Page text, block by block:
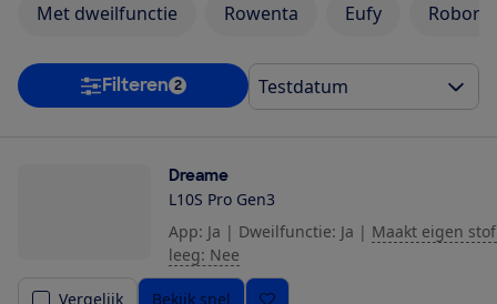
Met dweilfunctie Rowenta Eufy
Filteren 2
Dreame
L10S Pro Gen3
App: Ja | Dweilfunctie: Ja | Maakt eigen
leeg: Nee
Vergelijk Bekijk snel